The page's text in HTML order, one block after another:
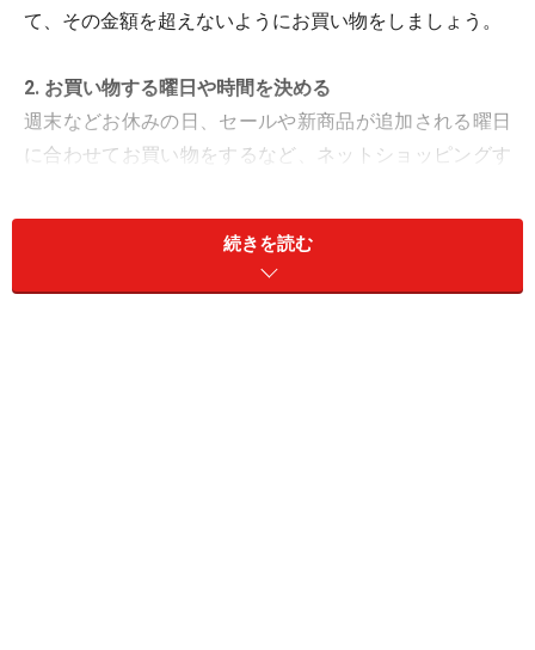
て、その金額を超えないようにお買い物をしましょう。
2. お買い物する曜日や時間を決める
週末などお休みの日、セールや新商品が追加される曜日
に合わせてお買い物をするなど、ネットショッピングす
ト利用時間を2時間以内などと決めておくことで、際限
なくお買い物してしまうことを防げます。
続きを読む